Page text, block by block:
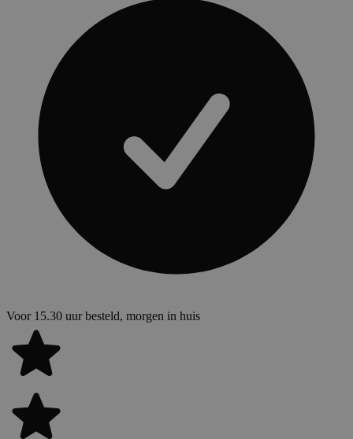
Voor 15.30 uur besteld, morgen in huis